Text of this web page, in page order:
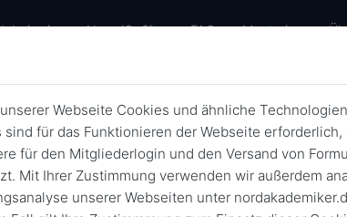
sein AlumniOnSite FAQ Mentoring
Nordakademiker Events
Zurück 29. Jan. 2021
Webseite Cookies und ähnliche
für das Funktionieren der Webseite erforderlich,
für den Mitgliederlogin und den Versand von
Mit Ihrer Zustimmung verwenden wir außerdem
unserer Webseiten unter